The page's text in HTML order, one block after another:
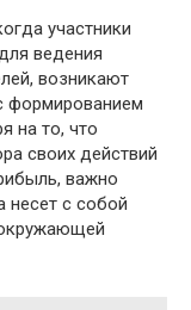
участники
ведения
возникают
формированием
на то, что
своих действий
важно
несет с собой